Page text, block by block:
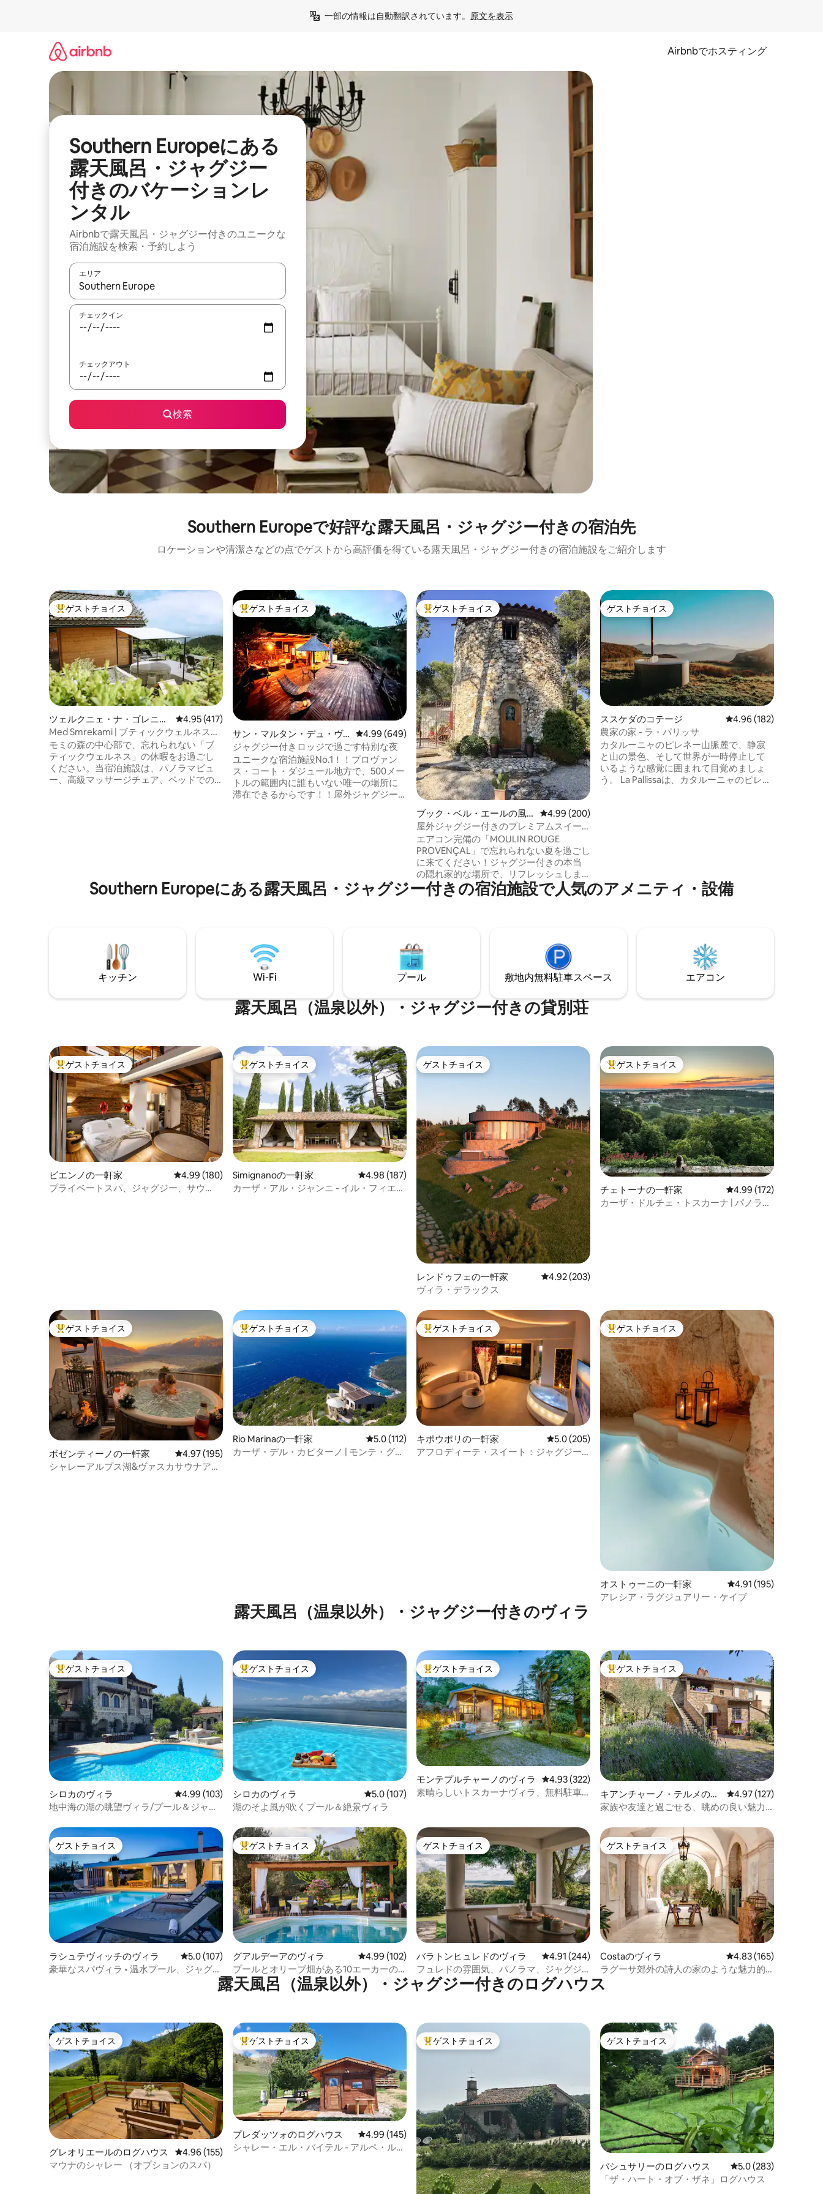
一部の情報は自動翻訳されています。 原文を表示
Airbnbでホスティング
Southern Europeにある
露天風呂・ジャグジー
付きのバケーションレ
ンタル
Airbnbで露天風呂・ジャグジー付きのユニークな
宿泊施設を検索・予約しよう
エリア
検索結果が表示されたら、上下の矢印キーを使って移動するか、画面をタッチまたはスワイプして検索結果を確認することができます。
チェックイン
チェックアウト
検索
Southern Europeで好評な露天風呂・ジャグジー付きの宿泊先
ロケーションや清潔さなどの点でゲストから高評価を得ている露天風呂・ジャグジー付きの宿泊施設をご紹介します
大好評のゲストチョイスです。
ゲストチョイス
ツェルクニェ・ナ・ゴレニス
ケムのタイニーハウス
レビュー417件、5つ星中4.95つ星の平均評価
4.95 (417)
Med Smrekami | ブティックウェルネス＆
スパの隠れ家
モミの森の中心部で、忘れられない「ブ
ティックウェルネス」の休暇をお過ごし
ください。当宿泊施設は、パノラマビュ
ー、高級マッサージチェア、ベッドでの
カップルに最適です。あなたの隠れ家へ
ようこそ！ RNO ID: 108171
大好評のゲストチョイスです。
ゲストチョイス
サン・マルタン・デュ・ヴ
ァールの離れ
レビュー649件、5つ星中4.99つ星の平均評価
4.99 (649)
ジャグジー付きロッジで過ごす特別な夜
ユニークな宿泊施設No.1！！プロヴァン
ス・コート・ダジュール地方で、500メー
トルの範囲内に誰もいない唯一の場所に
滞在できるからです！！屋外ジャグジー
で、AOPオリーブ、オリーブオイル、オ
リーブクリームを栽培しています。ユニ
大好評のゲストチョイスです。
ゲストチョイス
ブック・ベル・エールの風
車小屋
レビュー200件、5つ星中4.99つ星の平均評価
4.99 (200)
屋外ジャグジー付きのプレミアムスイー
ト
エアコン完備の「MOULIN ROUGE
PROVENÇAL」で忘れられない夏を過ごし
に来てください！ジャグジー付きの本当
の隠れ家的な場所で、リフレッシュしま
しょう！森の入り口にある魔法の場所：
エクス・アン・プロヴァンスの田園地帯
も、この親密で居心地の良い風車小屋
は、あなたに心を解放する体験をお届け
します。本物のロマンチックな場所をお
探しなら、プレミアムスイートがお待ち
ゲストチョイス
ゲストチョイス
ススケダのコテージ レビュー182件、5つ
4.96 (182)
農家の家 - ラ・パリッサ
カタルーニャのピレネー山脈麓で、静寂
と山の景色、そして世界が一時停止して
いるような感覚に囲まれて目覚めましょ
う。 La Pallissaは、カタルーニャのピレネ
ながら、ゆったりと過ごせます。
Southern Europeにある露天風呂・ジャグジー付きの宿泊施設で人気のアメニティ・設備
キッチン Wi-Fi プール 敷地内無料駐⁠車ス⁠ペ⁠ー⁠ス エアコン
露天風呂（温泉以外）・ジャグジー付きの貸別荘
大好評のゲストチョイスです。
ゲストチョイス
ビエンノの一軒家 レビュー180件、5つ星中4.99つ星の平均評価
4.99 (180)
プライベートスパ、ジャグジー、サウ
大好評のゲストチョイスです。
ゲストチョイス
Simignanoの一軒家 レビュー187件、5つ星中4.98つ星の平均評価
4.98 (187)
カーザ・アル・ジャンニ - イル・フィエー
ゲストチョイス
ゲストチョイス
レンドゥフェの一軒家 レビュー203件、5つ星中4.92つ星の平均評価
4.92 (203)
ヴィラ・デラックス
大好評のゲストチョイスです。
ゲストチョイス
チェトーナの一軒家 レビュー172件、5つ
4.99 (172)
カーザ・ドルチェ・トスカーナ | パノラミ
大好評のゲストチョイスです。
ゲストチョイス
ボゼンティーノの一軒家 レビュー195件、5つ星中4.97つ星の平均評価
4.97 (195)
シャレーアルプス湖&ヴァスカサウナアル
大好評のゲストチョイスです。
ゲストチョイス
Rio Marinaの一軒家 レビュー112件、5つ星中5.0つ星の平均評価
5.0 (112)
カーザ・デル・カピターノ | モンテ・グロ
大好評のゲストチョイスです。
ゲストチョイス
キポウポリの一軒家 レビュー205件、5つ星中5.0つ星の平均評価
5.0 (205)
アフロディーテ・スイート：ジャグジー
大好評のゲストチョイスです。
ゲストチョイス
オストゥーニの一軒家 レビュー195件、5つ
4.91 (195)
アレシア・ラグジュアリー・ケイブ
露天風呂（温泉以外）・ジャグジー付きのヴィラ
大好評のゲストチョイスです。
ゲストチョイス
シロカのヴィラ レビュー103件、5つ星中4.99つ星の平均評価
4.99 (103)
地中海の湖の眺望ヴィラ/プール＆ジャグ
大好評のゲストチョイスです。
ゲストチョイス
シロカのヴィラ レビュー107件、5つ星中5.0つ星の平均評価
5.0 (107)
湖のそよ風が吹くプール＆絶景ヴィラ
大好評のゲストチョイスです。
ゲストチョイス
モンテプルチャーノのヴィラ レビュー322件、5つ星中4.93つ星の平均評価
4.93 (322)
素晴らしいトスカーナヴィラ、無料駐車
大好評のゲストチョイスです。
ゲストチョイス
キアンチャーノ・テルメのヴ
ィラ
レビュー127件、5つ
4.97 (127)
家族や友達と過ごせる、眺めの良い魅力
ゲストチョイス
ゲストチョイス
ラシュテヴィッチのヴィラ レビュー107件、5つ星中5.0つ星の平均評価
5.0 (107)
豪華なスパヴィラ • 温水プール、ジャグジ
大好評のゲストチョイスです。
ゲストチョイス
グアルデーアのヴィラ レビュー102件、5つ星中4.99つ星の平均評価
4.99 (102)
プールとオリーブ畑がある10エーカーの
豪邸！
ゲストチョイス
ゲストチョイス
バラトンヒュレドのヴィラ レビュー244件、5つ星中4.91つ星の平均評価
4.91 (244)
フュレドの雰囲気、パノラマ、ジャグジ
ー、サウナ、幸福
ゲストチョイス
ゲストチョイス
Costaのヴィラ レビュー165件、5つ
4.83 (165)
ラグーサ郊外の詩人の家のような魅力的
なヴィラ + パティオ
露天風呂（温泉以外）・ジャグジー付きのログハウス
ゲストチョイス
ゲストチョイス
グレオリエールのログハウス レビュー155件、5つ星中4.96つ星の平均評価
4.96 (155)
マウナのシャレー （オプションのスパ）
大好評のゲストチョイスです。
ゲストチョイス
プレダッツォのログハウス レビュー145件、5つ星中4.99つ星の平均評価
4.99 (145)
シャレー・エル・バイテル - アルペ・ルジ
大好評のゲストチョイスです。
ゲストチョイス ゲストチョイス
ゲストチョイス
バシュサリーのログハウス レビュー283件、5つ
5.0 (283)
「ザ・ハート・オブ・ザネ」ログハウス